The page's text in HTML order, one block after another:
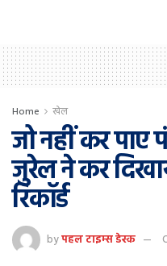
Home खेल
जो नहीं कर पाए
जुरेल ने कर
रिकॉर्ड
byपहल टाइम्स डेस्क